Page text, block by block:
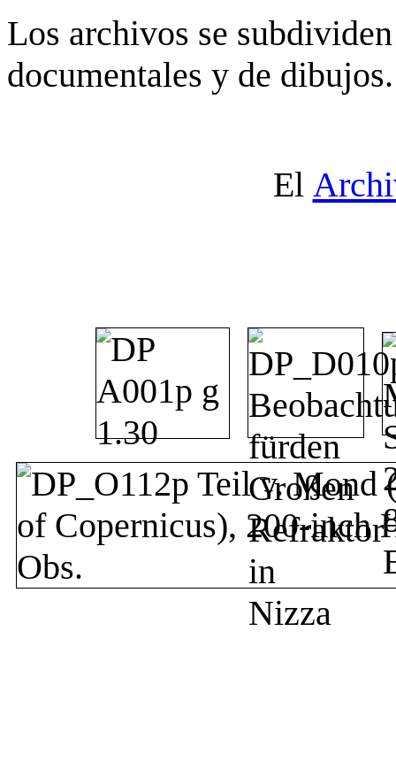
Los archivos se
documentales y de dibujos.
El